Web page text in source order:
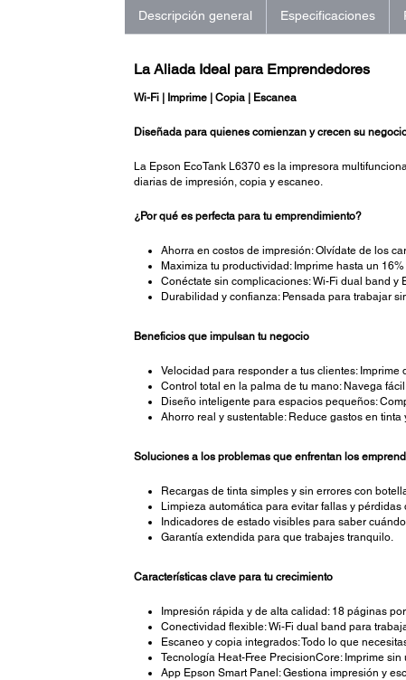
Descripción general Especificaciones
La Aliada Ideal para Emprendedores
Wi-Fi | Imprime | Copia | Escanea
Diseñada para quienes comienzan y crecen su
La Epson EcoTank L6370 es la impresora
diarias de impresión, copia y escaneo.
¿Por qué es perfecta para tu emprendimiento?
Ahorra en costos de impresión: Olvídate de los
Maximiza tu productividad: Imprime hasta un
Conéctate sin complicaciones: Wi-Fi dual band
Durabilidad y confianza: Pensada para trabajar
Beneficios que impulsan tu negocio
Velocidad para responder a tus clientes:
Control total en la palma de tu mano: Navega
Diseño inteligente para espacios pequeños:
Ahorro real y sustentable: Reduce gastos en
Soluciones a los problemas que enfrentan los
Recargas de tinta simples y sin errores con
Limpieza automática para evitar fallas y pérdidas
Indicadores de estado visibles para saber
Garantía extendida para que trabajes tranquilo.
Características clave para tu crecimiento
Impresión rápida y de alta calidad: 18 páginas
Conectividad flexible: Wi-Fi dual band para
Escaneo y copia integrados: Todo lo que
Tecnología Heat-Free PrecisionCore: Imprime
App Epson Smart Panel: Gestiona impresión y